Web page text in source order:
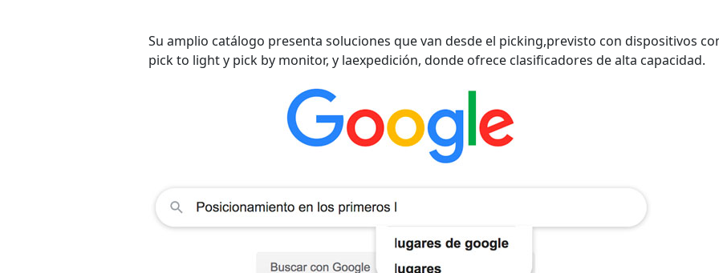
Su amplio catálogo presenta soluciones que van desde el picking,previsto con dispositivos
pick to light y pick by monitor, y laexpedición, donde ofrece clasificadores de alta capacidad.